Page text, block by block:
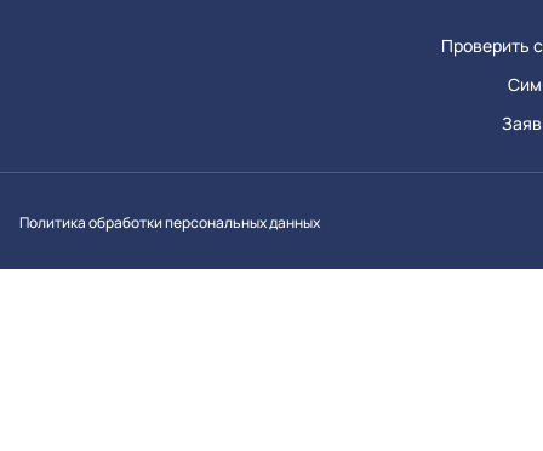
Проверить
Политика обработки персональных данных